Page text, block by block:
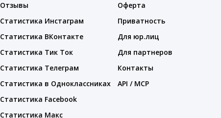
Отзывы
Статистика Инстаграм
Статистика ВКонтакте
Статистика Тик Ток
Статистика Телеграм
Статистика в Одноклассниках
Статистика Facebook
Статистика Макс
Оферта
Приватность
Для юр.лиц
Для партнеров
Контакты
API / MCP